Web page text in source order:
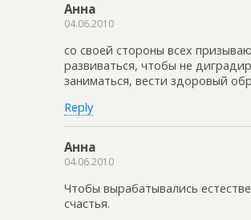
Анна
04.06.2010
со своей стороны всех
развиваться, чтобы не
заниматься, вести здоровый
Reply
Анна
04.06.2010
Чтобы вырабатывались
счастья.